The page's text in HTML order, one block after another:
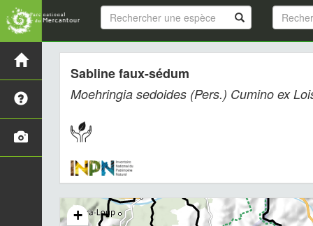
Sabline faux-sédum
Moehringia sedoides (Pers.) Cumino ex
+